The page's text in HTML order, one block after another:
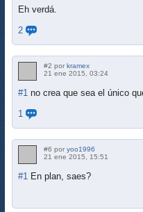
Eh verdá.
2
#2 por kramex
21 ene 2015, 03:24
#1 no crea que sea el único
1
#6 por yoo1996
21 ene 2015, 15:51
#1 En plan, saes?